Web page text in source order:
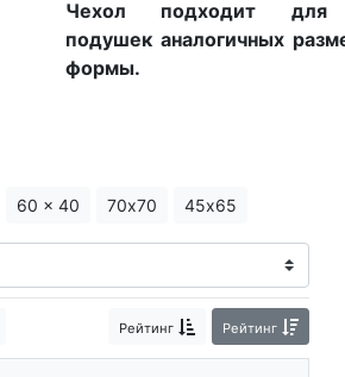
Чехол подходит для
подушек аналогичных
формы.
60 x 40 70х70 45х65
Рейтинг Рейтинг